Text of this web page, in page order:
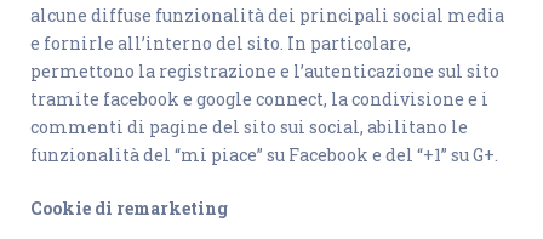
alcune diffuse funzionalità dei principali social media
e fornirle all’interno del sito. In particolare,
permettono la registrazione e l’autenticazione sul sito
tramite facebook e google connect, la condivisione e i
commenti di pagine del sito sui social, abilitano le
funzionalità del “mi piace” su Facebook e del “+1” su G+.
Cookie di remarketing